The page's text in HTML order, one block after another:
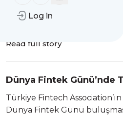
Log in
2009 yılından bu yana
sektöründe hizmet sunan
Temmuz – 2 Ağustos
Read full story
Dünya Fintek Günü’nde
Ekosistemi Globalleşme
Buluştu
Türkiye Fintech
Dünya Fintek Günü